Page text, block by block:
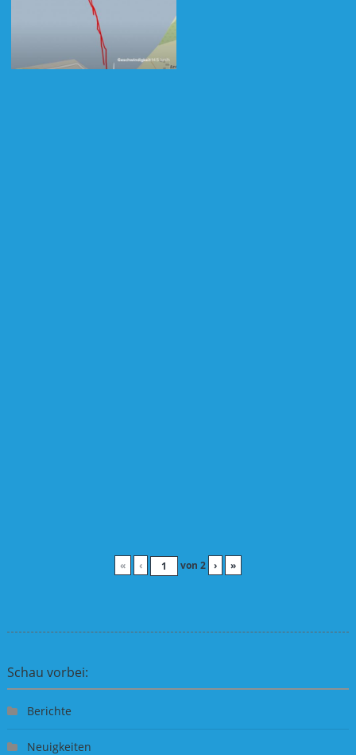
« ‹ von 2 › »
Schau vorbei:
Berichte
Neuigkeiten